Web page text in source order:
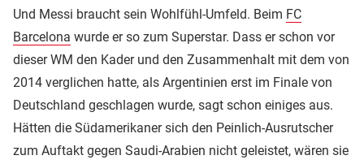
Und Messi braucht sein Wohlfühl-Umfeld. Beim FC
Barcelona wurde er so zum Superstar. Dass er schon vor
dieser WM den Kader und den Zusammenhalt mit dem von
2014 verglichen hatte, als Argentinien erst im Finale von
Deutschland geschlagen wurde, sagt schon einiges aus.
Hätten die Südamerikaner sich den Peinlich-Ausrutscher
zum Auftakt gegen Saudi-Arabien nicht geleistet, wären sie